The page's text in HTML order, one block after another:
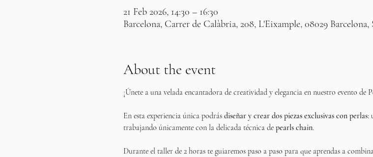
21 Feb 2026, 14:30 – 16:30
Barcelona, Carrer de Calàbria, 208, L'Eixample, 08029 Barcelona,
About the event
¡Únete a una velada encantadora de creatividad y elegancia en nuestro evento de
En esta experiencia única podrás diseñar y crear dos piezas exclusivas con perlas:
trabajando únicamente con la delicada técnica de pearls chain.
Durante el taller de 2 horas te guiaremos paso a paso para que aprendas a